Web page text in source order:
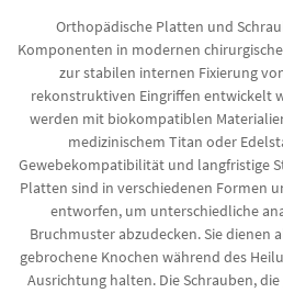
Orthopädische Platten und
Komponenten in modernen
zur stabilen internen Fixierung
rekonstruktiven Eingriffen entwickelt
werden mit biokompatiblen
medizinischem Titan oder
Gewebekompatibilität und langfristige
Platten sind in verschiedenen Formen
entworfen, um unterschiedliche
Bruchmuster abzudecken. Sie dienen
gebrochene Knochen während des
Ausrichtung halten. Die Schrauben,